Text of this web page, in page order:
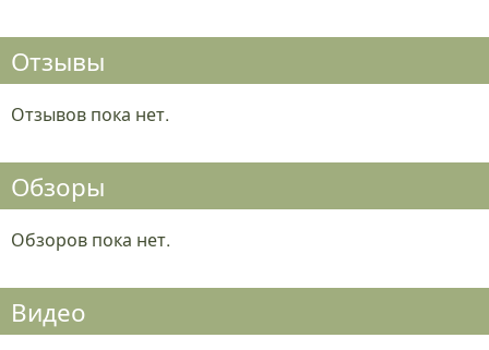
Отзывы
Отзывов пока нет.
Обзоры
Обзоров пока нет.
Видео